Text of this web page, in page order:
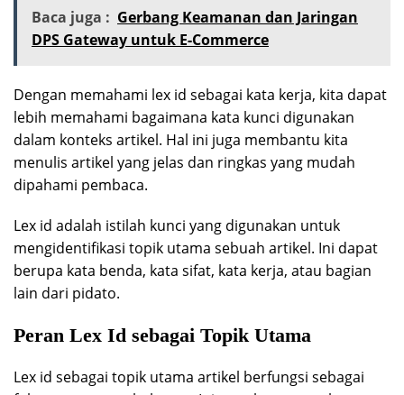
Baca juga : Gerbang Keamanan dan Jaringan
DPS Gateway untuk E-Commerce
Dengan memahami lex id sebagai kata kerja, kita dapat
lebih memahami bagaimana kata kunci digunakan
dalam konteks artikel. Hal ini juga membantu kita
menulis artikel yang jelas dan ringkas yang mudah
dipahami pembaca.
Lex id adalah istilah kunci yang digunakan untuk
mengidentifikasi topik utama sebuah artikel. Ini dapat
berupa kata benda, kata sifat, kata kerja, atau bagian
lain dari pidato.
Peran Lex Id sebagai Topik Utama
Lex id sebagai topik utama artikel berfungsi sebagai